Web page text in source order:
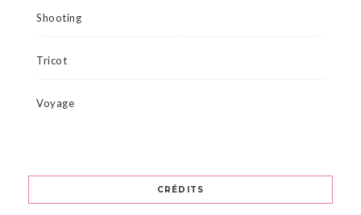
Shooting
Tricot
Voyage
CRÉDITS